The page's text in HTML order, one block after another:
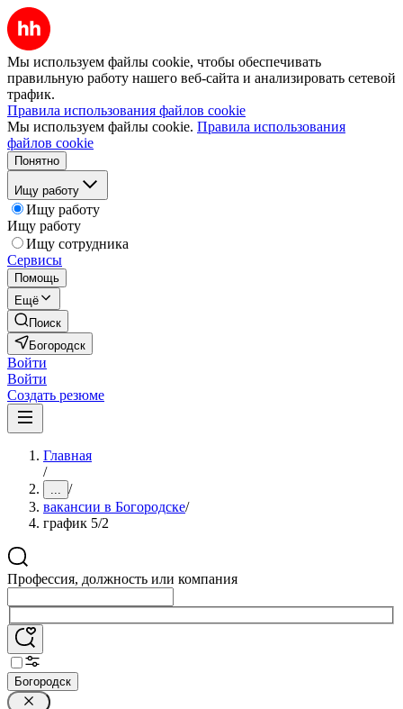
Мы используем файлы cookie, чтобы обеспечивать
правильную работу нашего веб-сайта и анализировать сетевой
трафик.
Правила использования файлов cookie
Мы используем файлы cookie. Правила использования
файлов cookie
Понятно
Ищу работу
Ищу работу
Ищу работу
Ищу сотрудника
Сервисы
Помощь
Ещё
Поиск
Богородск
Войти
Войти
Создать резюме
Главная
/
... /
вакансии в Богородске/
график 5/2
Профессия, должность или компания
Богородск